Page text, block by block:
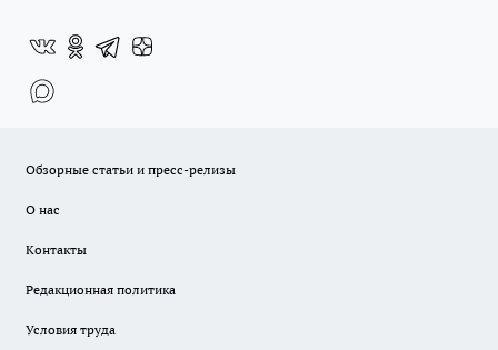
Обзорные статьи и пресс-релизы
О нас
Контакты
Редакционная политика
Условия труда